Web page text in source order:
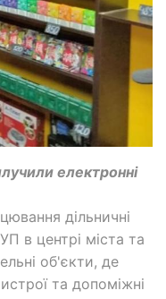
електронні
дільничні
в центрі міста та
об'єкти, де
та допоміжні